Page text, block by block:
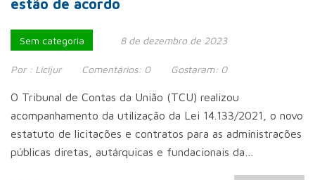
estão de acordo
Sem categoria 8 de dezembro de 2023
Por : Licijur Comentários: 0 Gostaram: 0
O Tribunal de Contas da União (TCU) realizou
acompanhamento da utilização da Lei 14.133/2021, o novo
estatuto de licitações e contratos para as administrações
públicas diretas, autárquicas e fundacionais da…